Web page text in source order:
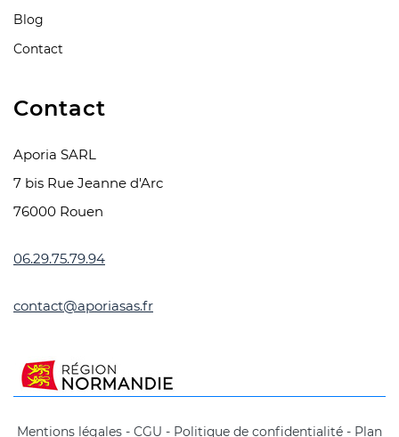
Blog
Contact
Contact
Aporia SARL
7 bis Rue Jeanne d'Arc
76000 Rouen
06.29.75.79.94
contact@aporiasas.fr
Mentions légales - CGU - Politique de confidentialité - Plan